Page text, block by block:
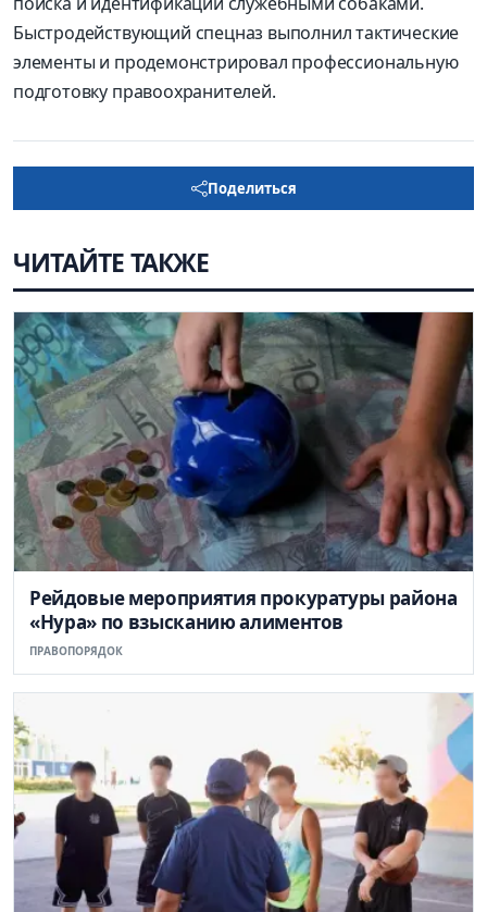
Быстродействующий спецназ выполнил тактические
элементы и продемонстрировал профессиональную
подготовку правоохранителей.
Поделиться
ЧИТАЙТЕ ТАКЖЕ
Рейдовые мероприятия прокуратуры района
«Нура» по взысканию алиментов
ПРАВОПОРЯДОК